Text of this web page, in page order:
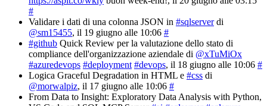
#
Validare i dati di una colonna JSON in #sqlserverdi
@sm15455, il 19 giugno alle 10:06 #
#github Quick Review per la valutazione dello stato di
compliance dell'organizzazione aziendale di @xTuMiOx
#azuredevops #deployment #devops, il 18 giugno alle 10:06 #
Logica Graceful Degradation in HTML e #css di
@morwalpiz, il 17 giugno alle 10:06 #
From Data to Insight: Exploratory Data Analysis with Python,